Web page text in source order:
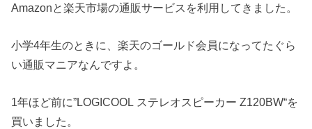
Amazonと楽天市場の通販サービスを利用してきました。
小学4年生のときに、楽天のゴールド会員になってたぐら
い通販マニアなんですよ。
1年ほど前に”LOGICOOL ステレオスピーカー Z120BW“を
買いました。